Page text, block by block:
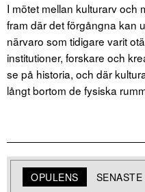
I mötet mellan kulturarv och
fram där det förgångna kan
närvaro som tidigare varit
institutioner, forskare och
se på historia, och där
långt bortom de fysiska
OPULENS